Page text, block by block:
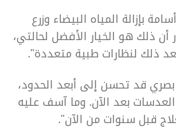
بإزالة المياه البيضاء وزرع
أن ذلك هو الخيار الأفضل لحالتي،
ذلك لنظارات طبية متعددة".
قد تحسن إلى أبعد الحدود،
بعد الآن. وما آسف عليه
قبل سنوات من الآن".